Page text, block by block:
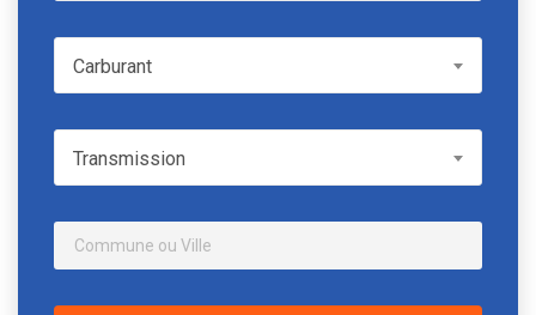
CarburantCarburant
TransmissionTransmission